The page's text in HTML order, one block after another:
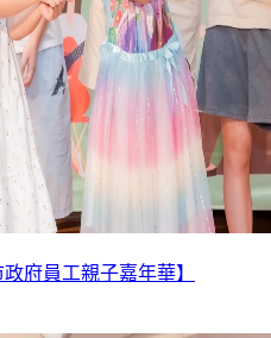
府員工親子嘉年華】